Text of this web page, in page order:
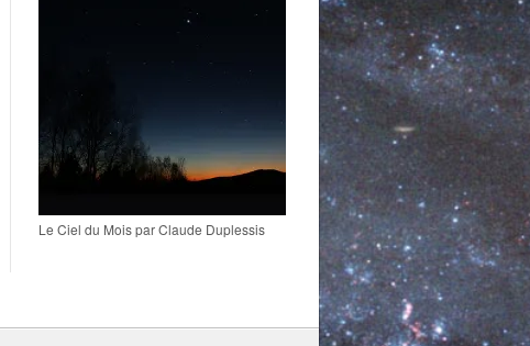
Le Ciel du Mois par Claude Duplessis